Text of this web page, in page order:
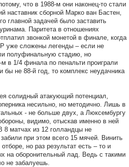
что в 1988-м они наконец-то стали
наставник сборной Марко ван Бастен,
главной задачей было заставить
Паритета в отношениях
звонкой монетой в финале, когда
уже сложены легенды – если не
полуфинальную стадию, но
в 1/4 финала по пенальти проиграли
не 88-й год, то комплекс неудачника
солидный атакующий потенциал,
несильно, но методично. Лишь в
- не больше двух, а Люксембургу
видимо, отыскав именно в ней
матчах из 12 голландцы не
при этом всего 15 мячей. Винить
но раз результат есть – то и
на оборонительный лад. Ведь с такими
не забалуешь.